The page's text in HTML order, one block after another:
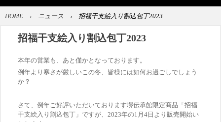
HOME › ニュース › 招福干支絵入り割込包丁2023
招福干支絵入り割込包丁2023
本年の営業も、あと僅かとなっております。
例年より寒さが厳しいこの冬、皆様には如何お過ごしでしょう
か？
さて、例年ご好評いただいております堺伝承館限定商品「招福
干支絵入り割込包丁」ですが、2023年の1月4日より販売開始い